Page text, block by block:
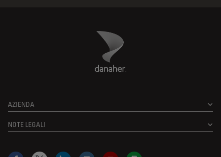
Danaher Logo
AZIENDA
NOTE LEGALI